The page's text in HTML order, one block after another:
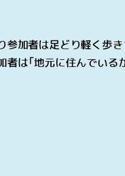
加者は足どり軽く歩き
は「地元に住んでいる